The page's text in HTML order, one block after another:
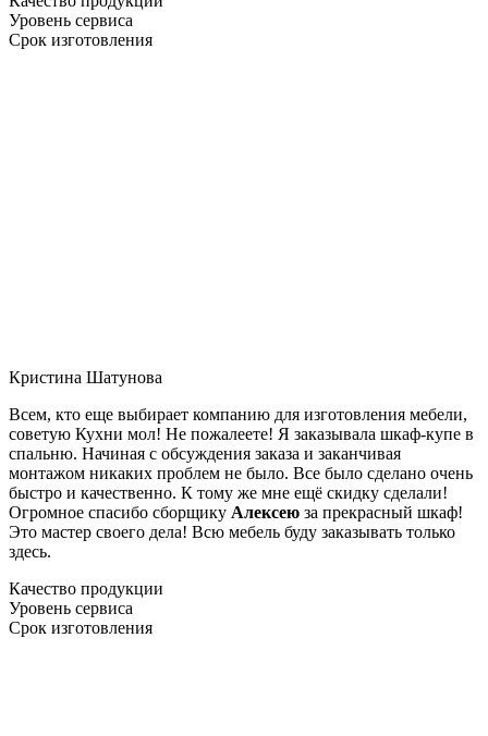
Уровень сервиса
Срок изготовления
Кристина Шатунова
Всем, кто еще выбирает компанию для изготовления мебели,
советую Кухни мол! Не пожалеете! Я заказывала шкаф-купе в
спальню. Начиная с обсуждения заказа и заканчивая
монтажом никаких проблем не было. Все было сделано очень
быстро и качественно. К тому же мне ещё скидку сделали!
Огромное спасибо сборщику Алексею за прекрасный шкаф!
Это мастер своего дела! Всю мебель буду заказывать только
здесь.
Качество продукции
Уровень сервиса
Срок изготовления